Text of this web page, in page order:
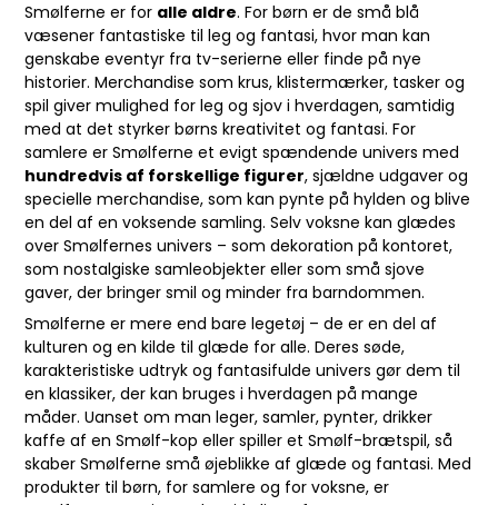
Smølferne er for alle aldre. For børn er de små blå
væsener fantastiske til leg og fantasi, hvor man kan
genskabe eventyr fra tv-serierne eller finde på nye
historier. Merchandise som krus, klistermærker, tasker og
spil giver mulighed for leg og sjov i hverdagen, samtidig
med at det styrker børns kreativitet og fantasi. For
samlere er Smølferne et evigt spændende univers med
hundredvis af forskellige figurer, sjældne udgaver og
specielle merchandise, som kan pynte på hylden og blive
en del af en voksende samling. Selv voksne kan glædes
over Smølfernes univers – som dekoration på kontoret,
som nostalgiske samleobjekter eller som små sjove
gaver, der bringer smil og minder fra barndommen.
Smølferne er mere end bare legetøj – de er en del af
kulturen og en kilde til glæde for alle. Deres søde,
karakteristiske udtryk og fantasifulde univers gør dem til
en klassiker, der kan bruges i hverdagen på mange
måder. Uanset om man leger, samler, pynter, drikker
kaffe af en Smølf-kop eller spiller et Smølf-brætspil, så
skaber Smølferne små øjeblikke af glæde og fantasi. Med
produkter til børn, for samlere og for voksne, er